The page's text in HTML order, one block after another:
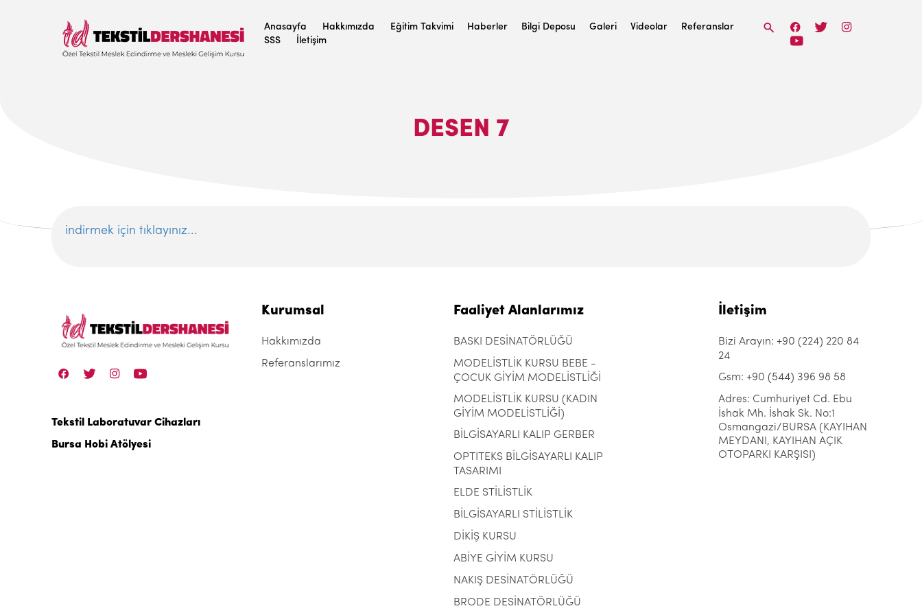
Anasayfa Hakkımızda Eğitim Takvimi Haberler Bilgi Deposu Galeri Videolar
Referanslar
SSS
İletişim
DESEN 7
indirmek için tıklayınız...
Tekstil Laboratuvar Cihazları
Bursa Hobi Atölyesi
Kurumsal
Hakkımızda
Referanslarımız
Faaliyet Alanlarımız
BASKI DESİNATÖRLÜĞÜ
MODELİSTLİK KURSU BEBE -
ÇOCUK GİYİM MODELİSTLİĞİ
MODELİSTLİK KURSU (KADIN
GİYİM MODELİSTLİĞİ)
BİLGİSAYARLI KALIP GERBER
OPTITEKS BİLGİSAYARLI KALIP
TASARIMI
ELDE STİLİSTLİK
BİLGİSAYARLI STİLİSTLİK
DİKİŞ KURSU
ABİYE GİYİM KURSU
NAKIŞ DESİNATÖRLÜĞÜ
BRODE DESİNATÖRLÜĞÜ
İletişim
Bizi Arayın: +90 (224) 220 84
24
Gsm: +90 (544) 396 98 58
Adres: Cumhuriyet Cd. Ebu
İshak Mh. İshak Sk. No:1
Osmangazi/BURSA (KAYIHAN
MEYDANI, KAYIHAN AÇIK
OTOPARKI KARŞISI)